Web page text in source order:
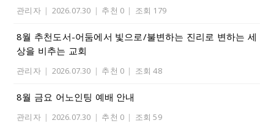
관리자 | 2026.07.30 | 추천 0 | 조회 179
8월 추천도서-어둠에서 빛으로/불변하는 진리로 변하는 세
상을 비추는 교회
관리자 | 2026.07.30 | 추천 0 | 조회 48
8월 금요 어노인팅 예배 안내
관리자 | 2026.07.30 | 추천 0 | 조회 59